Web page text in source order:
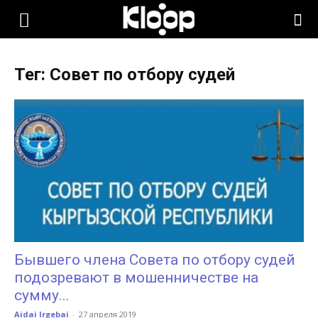
KLOOP.KG
Новости
Кыргызстана
Тег: Совет по отбору судей
Бывшего члена Совета по отбору судей
подозревают в мошенничестве на
сумму...
Aidai Irgebai - 27 апреля 2019